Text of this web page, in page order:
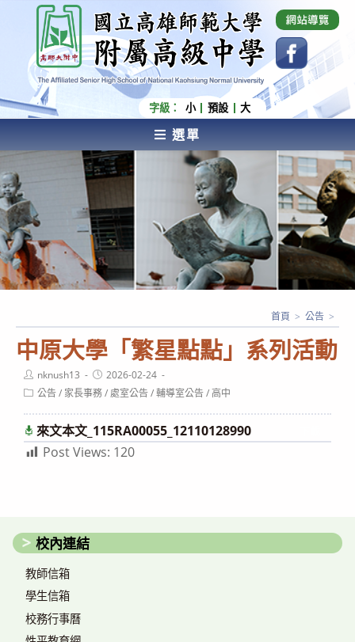
內
容
國立高雄師範大學附屬高級中學 Affiliated Senior
High School of National Kaohsiung Normal
University
字級： 小 預設 大
選單
AFFILIATED SENIOR HIGH SCHOOL OF NATIONAL
KAOHSIUNG NORMAL UNIVERSITY
中原大學「繁星點點」系列活動
首頁 > 公告 >
Post
author:
nknush13
Post
published:
2026-02-24
Post公告/ 家長事務/處室公告/輔導室公告/高中
來文本文_115RA00055_12110128990
Post Views: 120
校內連結
教師信箱
學生信箱
校務行事曆